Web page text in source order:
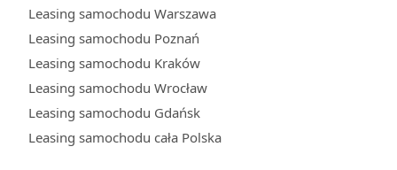
Leasing samochodu Warszawa
Leasing samochodu Poznań
Leasing samochodu Kraków
Leasing samochodu Wrocław
Leasing samochodu Gdańsk
Leasing samochodu cała Polska